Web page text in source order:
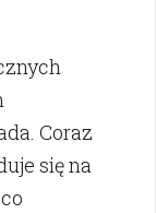
Coraz
się na